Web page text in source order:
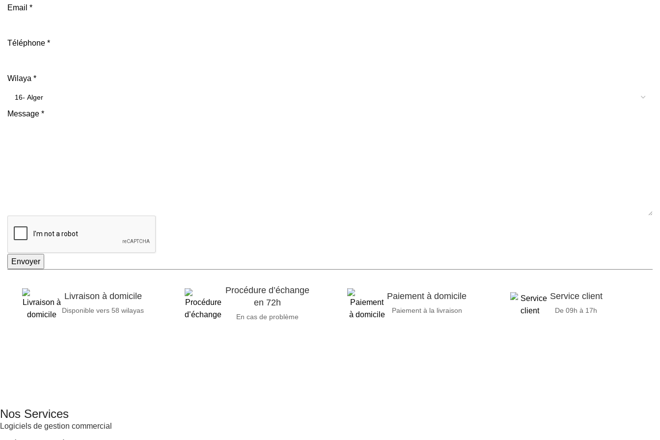
Email *
Téléphone *
Wilaya *
Message *
Envoyer
Livraison à domicile
Disponible vers 58 wilayas
Procédure d’échange
en 72h
En cas de problème
Paiement à domicile
Paiement à la livraison
Service client
De 09h à 17h
Nos Services
Logiciels de gestion commercial